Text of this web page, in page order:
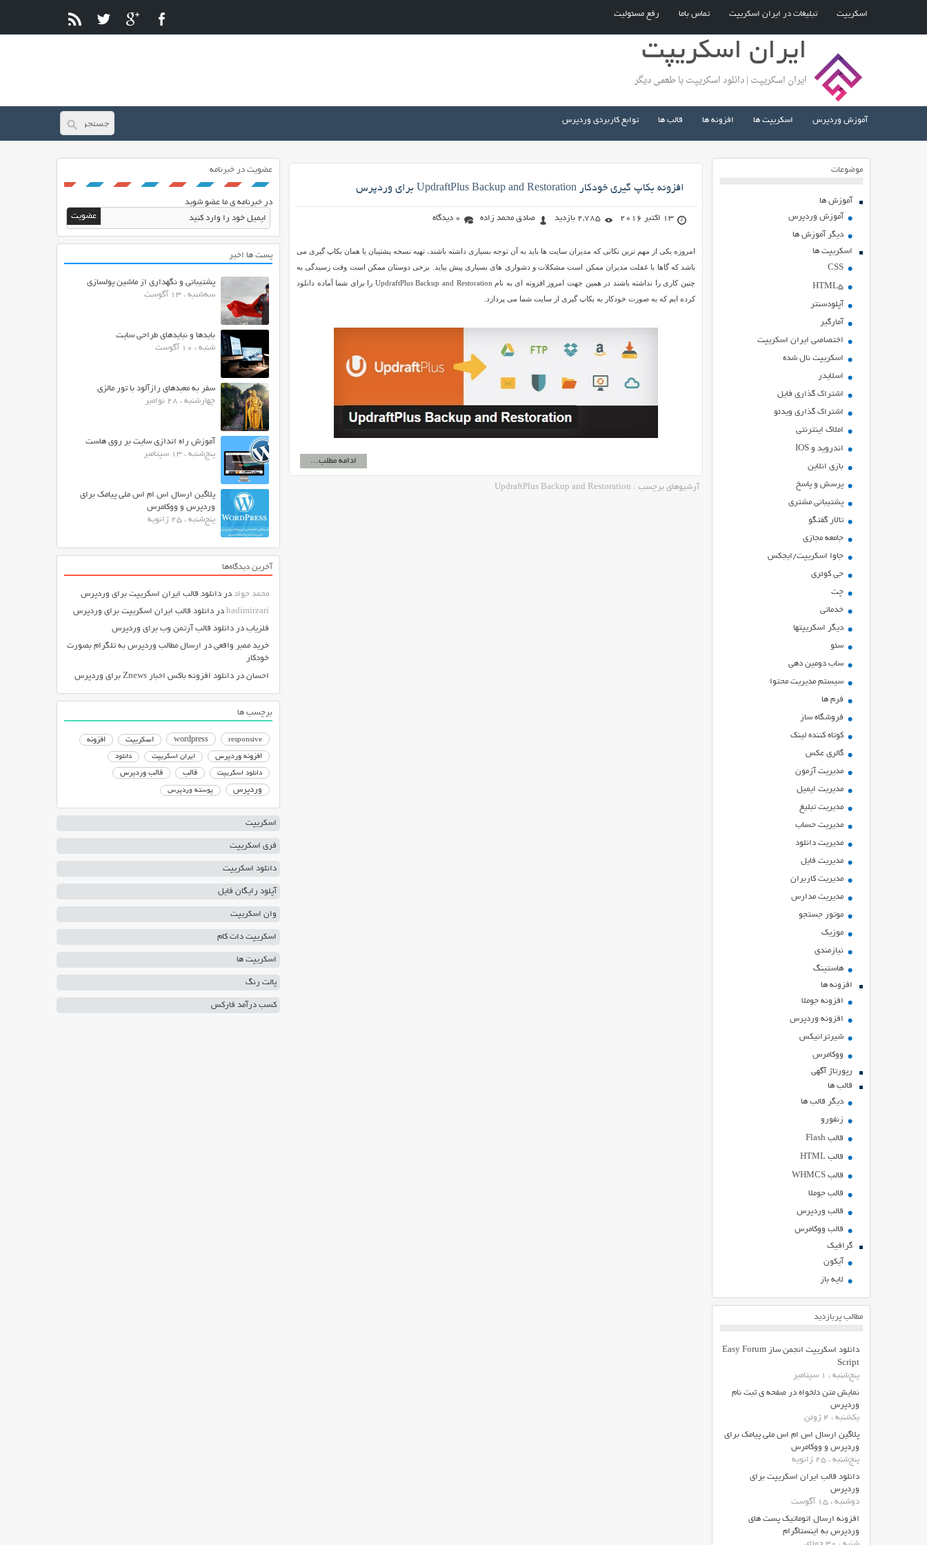
اسکریپت تبلیغات در ایران اسکریپت تماس باما رفع مسئولیت
ایران اسکریپت
ایران اسکریپت | دانلود اسکریپت با طعمی دیگر
آموزش وردپرس اسکریپت ها افزونه ها قالب ها توابع کاربردی وردپرس
موضوعات
آموزش ها
آموزش وردپرس
دیگر آموزش ها
اسکریپت ها
CSS
HTML5
آپلودسنتر
آمارگیر
اختصاصی ایران اسکریپت
اسکریپت نال شده
اسلایدر
اشتراك گذاري فايل
اشتراک گذاری ویدئو
املاک اینترنتی
اندروید و IOS
بازي انلاين
پرسش و پاسخ
پشتیبانی مشتری
تالار گفتگو
جامعه مجازی
جاوا اسکریپت/ایجکس
جی کوئری
چت
خدماتی
ديگر اسكريپتها
سئو
ساب دومین دهی
سیستم مدیریت محتوا
فرم ها
فروشگاه ساز
کوتاه کننده لینک
گالری عکس
مدیریت آزمون
مدیریت ایمیل
مدیریت تبلیغ
مدیریت حساب
مدیریت دانلود
مدیریت فایل
مدیریت کاربران
مدیریت مدارس
موتور جستجو
موزیک
نیازمندی
هاستينگ
افزونه ها
افزونه جوملا
افزونه وردپرس
شیرترانیکس
ووکامرس
رپورتاژ آگهی
قالب ها
دیگر قالب ها
زنفورو
قالب Flash
قالب HTML
قالب WHMCS
قالب جوملا
قالب وردپرس
قالب ووکامرس
گرافیک
آیکون
لایه باز
مطالب پربازدید
دانلود اسکریپت انجمن ساز Easy Forum
Script
پنج‌شنبه ، 1 سپتامبر
نمایش متن دلخواه در صفحه ی ثبت نام
وردپرس
یکشنبه ، 4 ژوئن
پلاگین ارسال اس ام اس ملی پیامک برای
وردپرس و ووکامرس
پنج‌شنبه ، 25 ژانویه
دانلود قالب ایران اسکریپت برای
وردپرس
دوشنبه ، 15 آگوست
افزونه ارسال اتوماتیک پست های
وردپرس به اینستاگرام
افزونه بکاپ گیری خودکار UpdraftPlus Backup and Restoration برای وردپرس
13 اکتبر 2016 2,785 بازدید صادق محمد زاده 0 دیدگاه
امروزه یکی از مهم ترین نکاتی که مدیران سایت ها باید به آن توجه بسیاری داشته باشند، تهیه نسخه پشتیبان یا همان بکاپ گیری می
باشد که گاها با غفلت مدیران ممکن است مشکلات و دشواری های بسیاری پیش بیاید. برخی دوستان ممکن است وقت زسیدگی به
چنین کاری را نداشته باشند در همین جهت امروز افزونه ای به نام UpdraftPlus Backup and Restoration را برای شما آماده دانلود
کرده ایم که به صورت خودکار به بکاپ گیری از سایت شما می پردازد.
ادامه مطلب...
آرشیوهای برچسب : UpdraftPlus Backup and Restoration
عضویت در خبرنامه
در خبرنامه ی ما عضو شوید
پست ها اخیر
پشتیبانی و نگهداری از ماشین پولسازی
سه‌شنبه ، 13 آگوست
بایدها و نبایدهای طراحی سایت
شنبه ، 10 آگوست
سفر به معبدهای رازآلود با تور مالزی
چهارشنبه ، 28 نوامبر
آموزش راه اندازی سایت بر روی هاست
پنج‌شنبه ، 13 سپتامبر
پلاگین ارسال اس ام اس ملی پیامک برای
وردپرس و ووکامرس
پنج‌شنبه ، 25 ژانویه
آخرین دیدگاه‌ها
محمد جواد در دانلود قالب ایران اسکریپت برای وردپرس
hadimirzari در دانلود قالب ایران اسکریپت برای وردپرس
فلزیاب در دانلود قالب آرتمن وب برای وردپرس
خرید ممبر واقعی در ارسال مطالب وردپرس به تلگرام بصورت
خودکار
احسان در دانلود افزونه باکس اخبار Znews برای وردپرس
برچسب ها
responsive
wordpress اسکریپت
افزونه
افزونه وردپرس
ایران اسکریپت دانلود
دانلود اسکریپت قالب قالب وردپرس
وردپرس پوسته وردپرس
اسکریپت
فری اسکریپت
دانلود اسکریپت
آپلود رایگان فایل
وان اسکریپت
اسکریپت دات کام
اسکریپت ها
پالت رنگ
کسب درآمد فارکس